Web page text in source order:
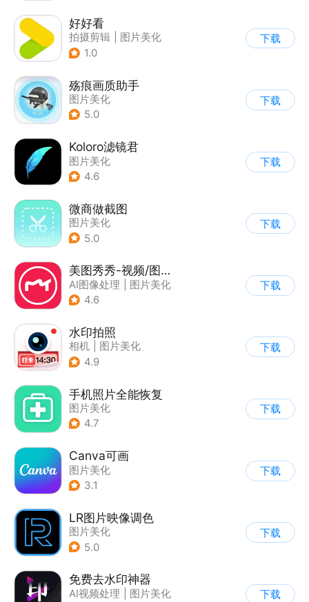
好好看
拍摄剪辑
图片美化
1.0
下载
殇痕画质助手
图片美化
5.0
下载
Koloro滤镜君
图片美化
4.6
下载
微商做截图
图片美化
5.0
下载
美图秀秀-视频/图片/Live人像精修工具
AI图像处理
图片美化
4.6
下载
水印拍照
相机
图片美化
4.9
下载
手机照片全能恢复
图片美化
4.7
下载
Canva可画
图片美化
3.1
下载
LR图片映像调色
图片美化
5.0
下载
免费去水印神器
AI视频处理
图片美化
下载